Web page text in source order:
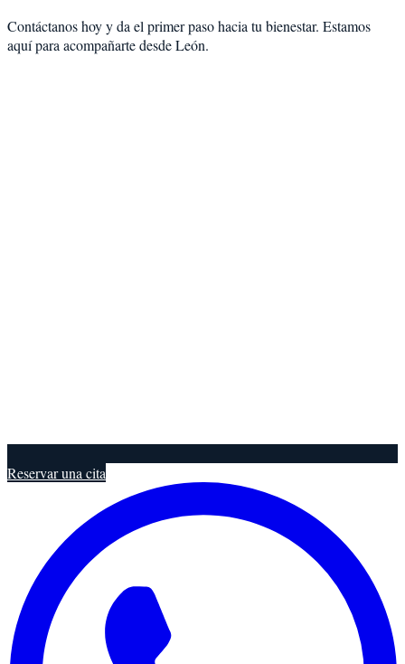
Contáctanos hoy y da el primer paso hacia tu bienestar. Estamos
aquí para acompañarte desdeLeón.
Reservar una cita